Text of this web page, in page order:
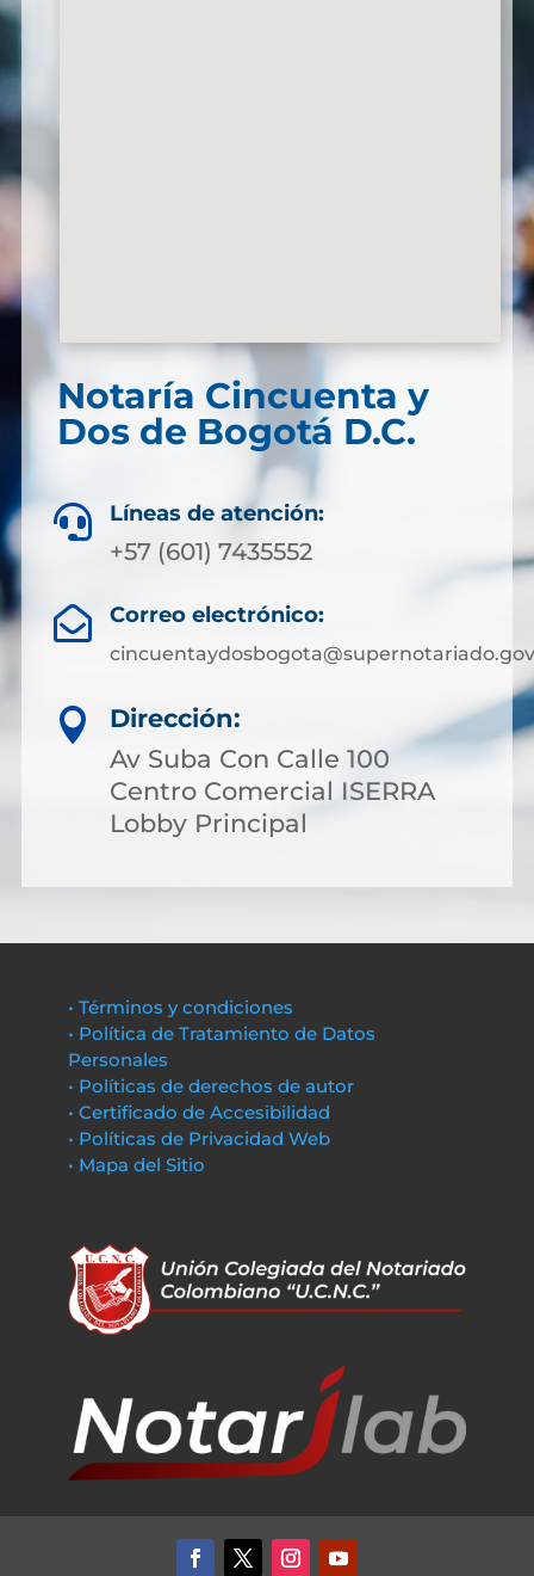
Notaría Cincuenta y
Dos de Bogotá D.C.
 Líneas de atención:
+57 (601) 7435552
 Correo electrónico:

Dirección:
Av Suba Con Calle 100
Centro Comercial ISERRA
Lobby Principal
• Términos y condiciones
• Política de Tratamiento de Datos
Personales
• Políticas de derechos de autor
• Certificado de Accesibilidad
• Políticas de Privacidad Web
• Mapa del Sitio